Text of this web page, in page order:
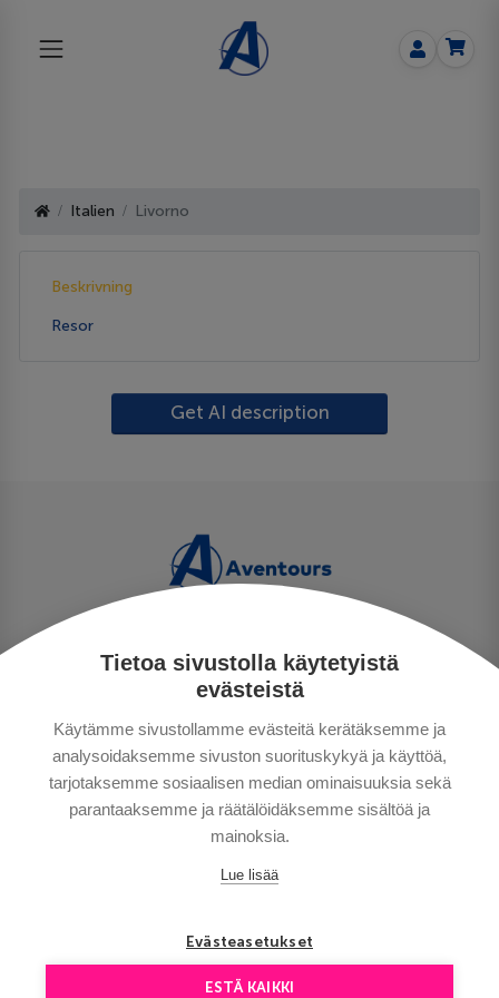
Tietoa sivustolla käytetyistä
evästeistä
Käytämme sivustollamme evästeitä kerätäksemme ja
analysoidaksemme sivuston suorituskykyä ja käyttöä,
tarjotaksemme sosiaalisen median ominaisuuksia sekä
parantaaksemme ja räätälöidäksemme sisältöä ja
mainoksia.
Lue lisää
Evästeasetukset
ESTÄ KAIKKI
Italien Livorno
Beskrivning
Resor
Get AI description
PERSONUPPGIFTSPOLICY
BETALNINGSVILLKOR
RESEVILLKOR
BRA ATT VETA
KONTAKTA OSS
Copyright © Aventours 2026